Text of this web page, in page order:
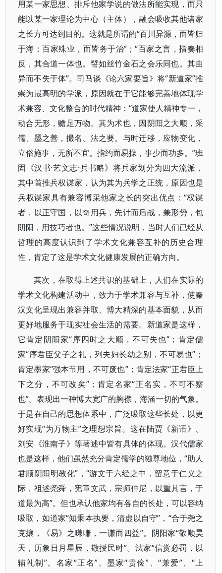
用某一家思想、排斥他家学说的做法所能实现，而只
能以某一家理论为中心（主体），融会吸收其他诸家
之长方可达到目的。这就是所谓的“百川异源，而皆归
于海；百家殊业，而皆务于治”；“百家之言，指奏相
反，其合道一体也。譬如丝竹金石之会乐同也。其曲
异而不失于体”。司马谈《论六家要旨》将“新道家”推
崇为最高明的学派，原因就在于它能够完善地体现学
术兼容、文化整合的时代精神：“道家使人精神专一，
动合无形，赡足万物。其为术也，因阴阳之大顺，采
儒、墨之善，撮名、法之要。与时迁移，应物变化，
立俗施事，无所不宜。指约而易操，事少而功多。”班
固《汉书·艺文志·兵书略》将兵家划分为四大流派，
其中首推兵权谋家，认为其为兵学之正统，原因也是
兵权谋家具有兼容博采他家之长的突出优点：“权谋
者，以正守国，以奇用兵，先计而后战，兼形势，包
阴阳，用技巧者也。”这些情况说明，当时人们已经从
哲理的高度认识到了学术文化兼容互补的历史合理
性，肯定了这是学术文化健康发展的正确方向。
其次，在取得上述共识的基础上，人们在实际的
学术文化构建活动中，致力于学术兼容与互补，使秦
汉文化呈现出兼容并取、博大精深的基本面貌，从而
更好地服务于现实社会生活的需要。新道家是这样，
它肯定阴阳家“序四时之大顺，不可失也”；肯定儒
家“序君臣父子之礼，列夫妇长幼之别，不可易也”；
肯定墨家“强本节用，不可废也”；肯定法家“正君臣上
下之分，不可改矣”；肯定名家“正名实，不可不察
也”。表现出一种博大宽广的胸襟，海涵一切的气象。
于是在自己的思想体系中，广泛吸取这些长处，以更
好实现“为万物主”之理想宗旨。这在陆贾《新语》、
刘安《淮南子》等著述中皆有具体的体现。汉代儒家
也是这样，他们虽然充分肯定儒学的独尊地位，“助人
君顺阴阳明教化”，“游文于六经之中，留意于仁义之
际，祖述尧舜，宪章文武，宗师仲尼，以重其言，于
道最为高”。但也承认他家均有各自的长处，可以容纳
吸取，如道家“知秉本执要，清虚以自守”，“合于尧之
克攘，《易》之嗛嗛，一谦而四益”。阴阳家“敬顺昊
天，历象日月星辰，敬授民时”。法家“信赏必罚，以
辅礼制”。名家“正名”。墨家“贵俭”、“兼爱”、“上